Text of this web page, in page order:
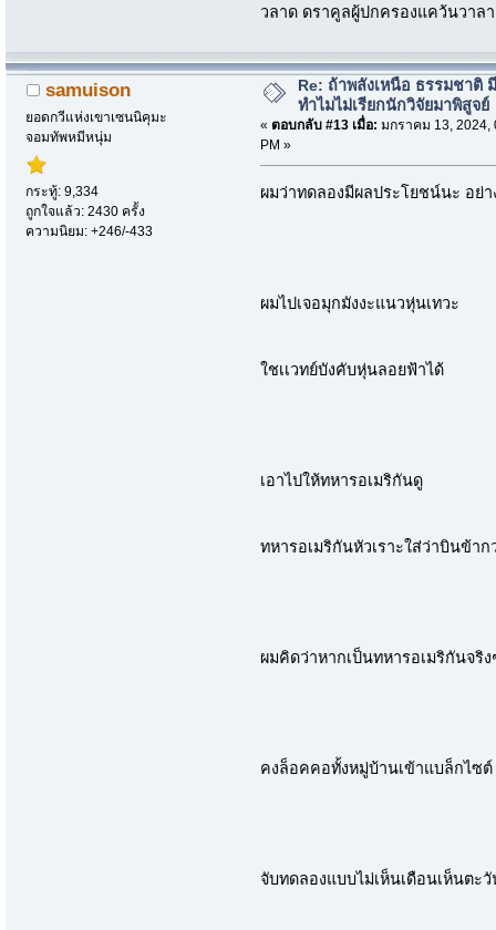
วลาด ดราคูลผู้ปกครองแคว้นวาล
samuison
ยอดกวีแห่งเขาเซนนิคุมะ
จอมทัพหมีหนุ่ม
กระทู้: 9,334
ถูกใจแล้ว: 2430 ครั้ง
ความนิยม: +246/-433
Re: ถ้าพลังเหนือ ธรรมชาติ
ทำไมไม่เรียกนักวิจัยมาพิสูจย์
« ตอบกลับ #13 เมื่อ: มกราคม 13, 2024,
PM »
ผมว่าทดลองมีผลประโยชน์นะ อย่
ผมไปเจอมุกมังงะแนวหุ่นเทวะ
ใชเเวทย์บังคับหุ่นลอยฟ้าได้
เอาไปให้ทหารอเมริกันดู
ทหารอเมริกันหัวเราะใส่ว่าบินข้าก
ผมคิดว่าหากเป็นทหารอเมริกันจริง
คงล็อคคอทั้งหมู่บ้านเข้าแบล็กไซต์
จับทดลองแบบไม่เห็นเดือนเห็นตะ